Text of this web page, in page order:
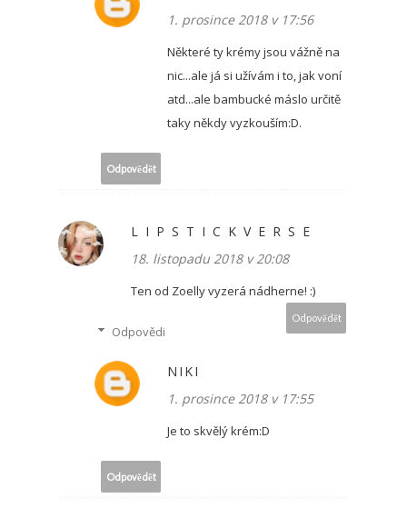
1. prosince 2018 v 17:56
Některé ty krémy jsou vážně na
nic...ale já si užívám i to, jak voní
atd...ale bambucké máslo určitě
taky někdy vyzkouším:D.
Odpovědět
L I P S T I C K V E R S E
18. listopadu 2018 v 20:08
Ten od Zoelly vyzerá nádherne! :)
Odpovědět
Odpovědi
NIKI
1. prosince 2018 v 17:55
Je to skvělý krém:D
Odpovědět